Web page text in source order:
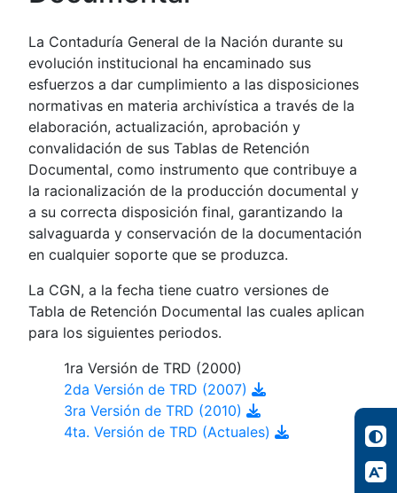
La Contaduría General de la Nación durante su
evolución institucional ha encaminado sus
esfuerzos a dar cumplimiento a las disposiciones
normativas en materia archivística a través de la
elaboración, actualización, aprobación y
convalidación de sus Tablas de Retención
Documental, como instrumento que contribuye a
la racionalización de la producción documental y
a su correcta disposición final, garantizando la
salvaguarda y conservación de la documentación
en cualquier soporte que se produzca.
La CGN, a la fecha tiene cuatro versiones de
Tabla de Retención Documental las cuales aplican
para los siguientes periodos.
1ra Versión de TRD (2000)
2da Versión de TRD (2007)
3ra Versión de TRD (2010)
4ta. Versión de TRD (Actuales)